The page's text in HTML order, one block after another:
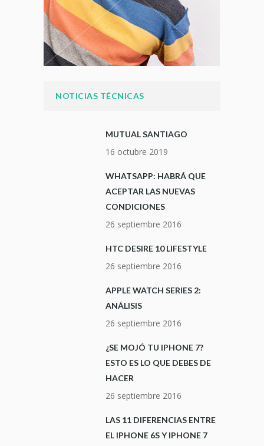
NOTICIAS TÉCNICAS
MUTUAL SANTIAGO
16 octubre 2019
WHATSAPP: HABRÁ QUE
ACEPTAR LAS NUEVAS
CONDICIONES
26 septiembre 2016
HTC DESIRE 10 LIFESTYLE
26 septiembre 2016
APPLE WATCH SERIES 2:
ANÁLISIS
26 septiembre 2016
¿SE MOJÓ TU IPHONE 7?
ESTO ES LO QUE DEBES DE
HACER
26 septiembre 2016
LAS 11 DIFERENCIAS ENTRE
EL IPHONE 6S Y IPHONE 7